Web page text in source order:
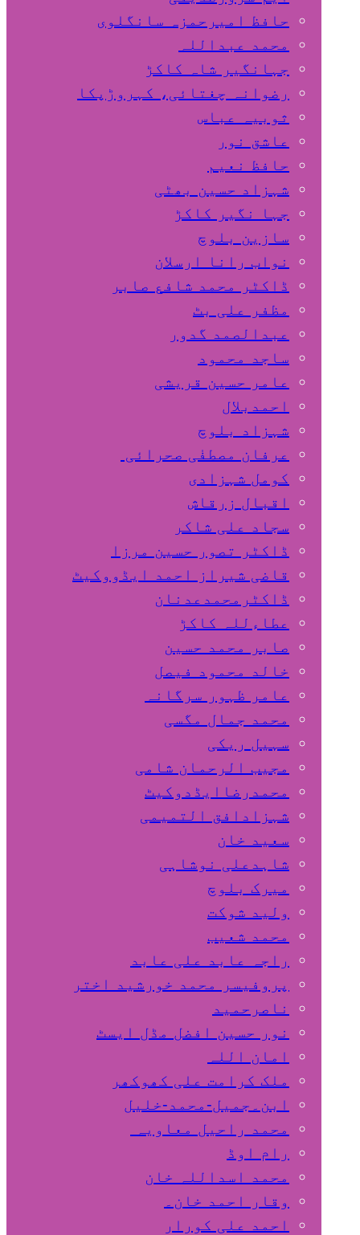
حافظ امیرحمزہ سانگلوی
محمد عبداللہ
جہانگیر شاہ کاکڑ
رضوانہ چغتائی، کہروڑپکا
ثوبیہ عباس
عاشق نور
حافظ نعیم
شہزاد حسین بھٹی
جہا نگیر کاکڑ
سازین بلوچ
نواب رانا ارسلان
ڈاکٹر محمد شافع صابر
مظفر علی بٹ
عبدالصمد گدور
ساجد محمود
عامر حسین قریشی
اﺣﻤﺪﺑﻼل
شہزاد بلوچ
عرفان مصطفٰی صحرائی
کومل شہزادی
اقبال زرقاش
سجاد علی شاکر
ڈاکٹر تصور حسین مرزا
قاضی شیراز احمد ایڈووکیٹ
ڈاکٹرمحمدعدنان
عطاءللہ کاکڑ
صابر محمد حسین
خالد محمود فیصل
عامر ظہور سرگانہ
محمد جمال مگسی
سہیل ريكی
مجیب الرحمان شامی
محمدرضاایڈدوکیٹ
شہزادافق التمیمی
سعید خان
شاہدعلی نوشاہی
میرک بلوچ
ولید شوکت
محمد شعیب
راجہ عابد علی عابد
پروفیسر محمد خورشید اختر
ناصرحمید
نور حسین افضل مڈل ایسٹ
امان اللہ
ملک کرامت علی کھوکھر
ابن۔جمیل-محمد-خلیل
محمد راحیل معاویہ
رام اوڈ
محمد اسداللہ خان
وقار احمد خان۔
احمد علی کورار